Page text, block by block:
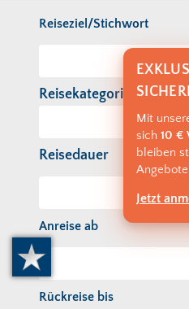
Reiseziel/Stichwort
Reisekategorie
Reisedauer
Anreise ab
Rückreise bis
Mit
sich 10 €
bleiben
Jetzt